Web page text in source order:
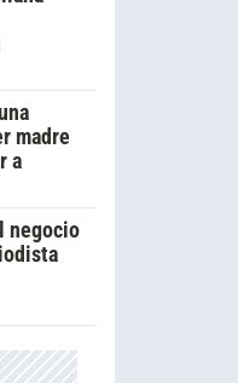
madre
a
negocio